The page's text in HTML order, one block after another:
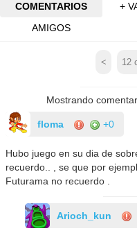
COMENTARIOS
+
AMIGOS
< 12
Mostrando
floma +0
Hubo juego en su dia de
recuerdo.. , se que por
Futurama no recuerdo .
Arioch_kun